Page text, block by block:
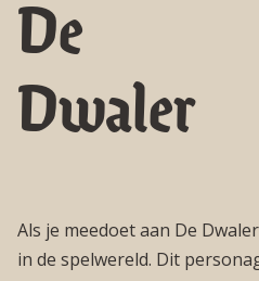
De
Dwaler
Als je meedoet aan De
in de spelwereld. Dit